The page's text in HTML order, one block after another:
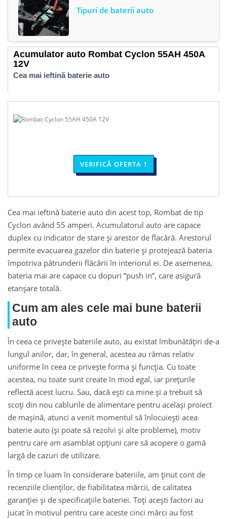
Tipuri de baterii auto
Acumulator auto Rombat Cyclon 55AH 450A
12V
Cea mai ieftină baterie auto
VERIFICĂ OFERTA 1
Cea mai ieftină baterie auto din acest top, Rombat de tip
Cyclon având 55 amperi. Acumulatorul auto are capace
duplex cu indicator de stare și arestor de flacără. Arestorul
permite evacuarea gazelor din baterie și protejează bateria
împotriva pătrunderii flăcării în interiorul ei. De asemenea,
bateria mai are capace cu dopuri “push in”, care asigură
etanșare totală.
Cum am ales cele mai bune baterii
auto
În ceea ce privește bateriile auto, au existat îmbunătățiri de-a
lungul anilor, dar, în general, acestea au rămas relativ
uniforme în ceea ce privește forma și funcția. Cu toate
acestea, nu toate sunt create în mod egal, iar prețurile
reflectă acest lucru. Sau, dacă ești ca mine și a trebuit să
scoți din nou cablurile de alimentare pentru același proiect
de mașină, atunci a venit momentul să înlocuiești acea
baterie auto (și poate să rezolvi și alte probleme), motiv
pentru care am asamblat opțiuni care să acopere o gamă
largă de cazuri de utilizare.
În timp ce luam în considerare bateriile, am ținut cont de
recenziile clienților, de fiabilitatea mărcii, de calitatea
garanției și de specificațiile bateriei. Toți acești factori au
jucat în motivul pentru care aceste cinci mărci au fost